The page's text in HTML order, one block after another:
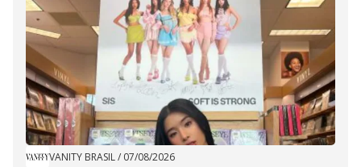
VANITY BRASIL/ 07/08/2026